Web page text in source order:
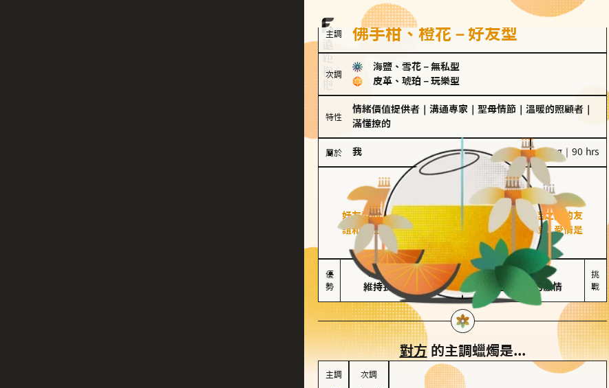
主調 佛手柑、橙花－好友型
次調
海鹽、雪花 － 無私型
皮革、琥珀 － 玩樂型
特性
情緒價值提供者 溝通專家 聖母情節 溫暖的照顧者
滿懂撩的
屬於 我 100 g｜90 hrs
好友型的人喜歡分享生活中的點滴，重視與伴侶之間的友
誼和信任，穩定感是重要的關鍵詞。對他們來說，愛情是
心靈深處的共鳴和理解。
優
勢
擅長聆聽與溝通
維持長期穩定關係
不喜歡變化
缺乏關係中的激情
挑
戰
對方的主調蠟燭是...
主調 次調